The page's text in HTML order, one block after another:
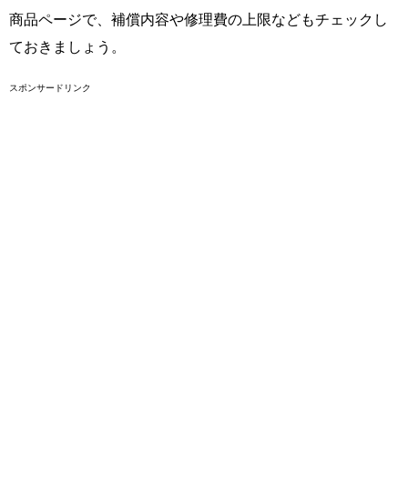
商品ページで、補償内容や修理費の上限などもチェックし
ておきましょう。
スポンサードリンク